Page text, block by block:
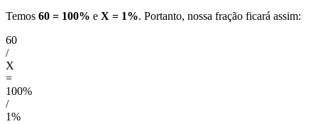
Temos 60 = 100% e X = 1%. Portanto, nossa fração ficará assim:
60
/
X
=
100%
/
1%